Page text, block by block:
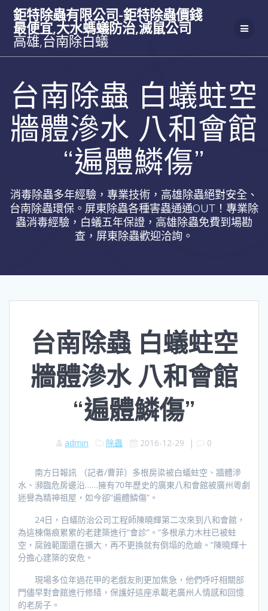
Skip
to
content
鉅特除蟲有限公司-鉅特除蟲價錢
最便宜,大水螞蟻防治,滅鼠公司
高雄,台南除白蟻
台南除蟲 白蟻蛀空
牆體滲水 八和會館
“遍體鱗傷”
消毒除蟲多年經驗，專業技術，高雄除蟲絕對安全、
台南除蟲環保。屏東除蟲各種害蟲通通OUT！專業除
蟲消毒經驗，白蟻五年保證，高雄除蟲免費到場勘
查，屏東除蟲歡迎洽詢。
台南除蟲 白蟻蛀空
牆體滲水 八和會館
“遍體鱗傷”
admin 除蟲 2016-12-29 | 0
南方日報訊 （記者/曹菲）多根房梁被白蟻蛀空、牆體滲
水、瀕臨危房邊沿……擁有70年歷史的廣東八和會館被廣州粵劇
迷譽為精神祖屋，如今卻“遍體鱗傷”。
24日，白蟻防治公司工程師陳曉輝第二次來到八和會館，
為這棟傷痕累累的老建築進行“會診”。“多根承力木柱已被蛀
空，腐蝕範圍還在擴大，再不更換就有倒塌的危嶮。”陳曉輝十
分擔心建築的安危。
現場多位年過花甲的老戲友則更加焦急，他們呼吁相關部
門儘早對會館進行修繕，保護好這座承載老廣州人情感和回憶
的老房子。